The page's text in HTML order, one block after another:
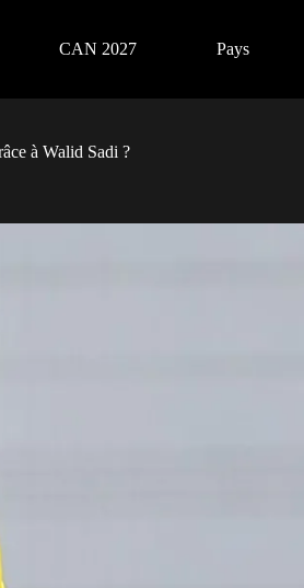
CAN 2027 Pays
à Walid Sadi ?